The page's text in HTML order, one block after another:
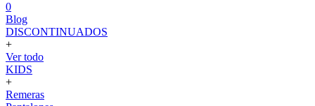
0
Blog
DISCONTINUADOS
+
Ver todo
KIDS
+
Remeras